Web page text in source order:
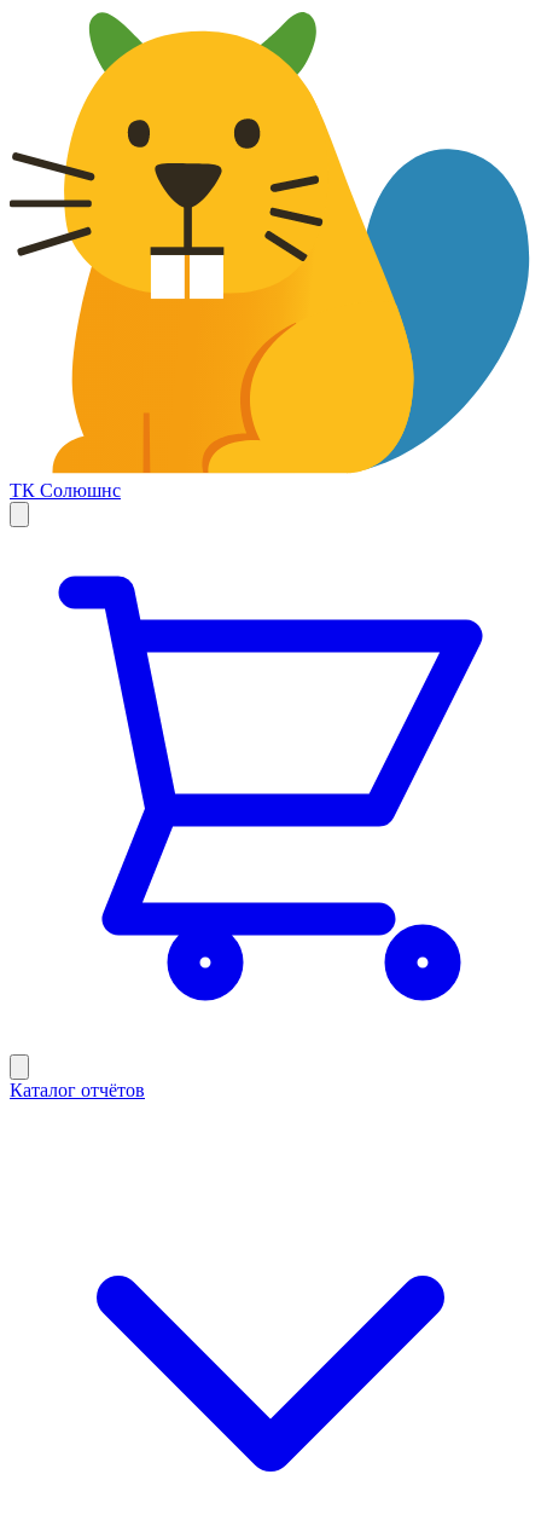
ТК Солюшнс
Каталог отчётов